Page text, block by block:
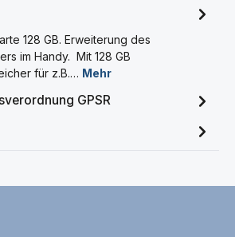
128 GB. Erweiterung des
im Handy. Mit 128 GB
für z.B.… Mehr
GPSR